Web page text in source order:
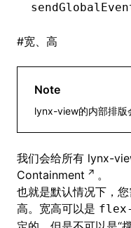
#宽、高
Note
lynx-view的内部排版
我们会给所有 lynx-
Containment
。
也就是默认情况下，
高。宽高可以是